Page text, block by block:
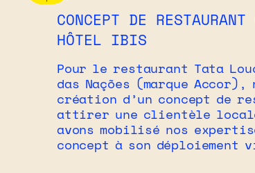
CONCEPT DE
HÔTEL IBIS
Pour le restaurant Tata
das Nações (marque Accor),
création d’un concept de
attirer une clientèle
avons mobilisé nos
concept à son